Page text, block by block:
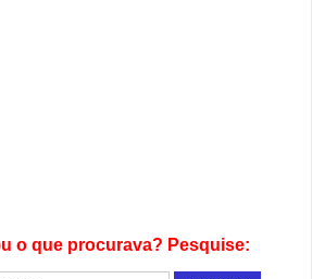
o que procurava? Pesquise: